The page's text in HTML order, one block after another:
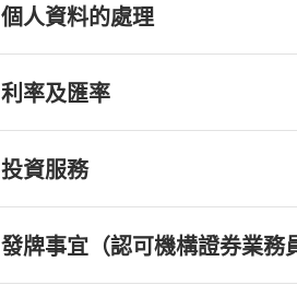
個人資料的處理
利率及匯率
投資服務
發牌事宜（認可機構證券業務